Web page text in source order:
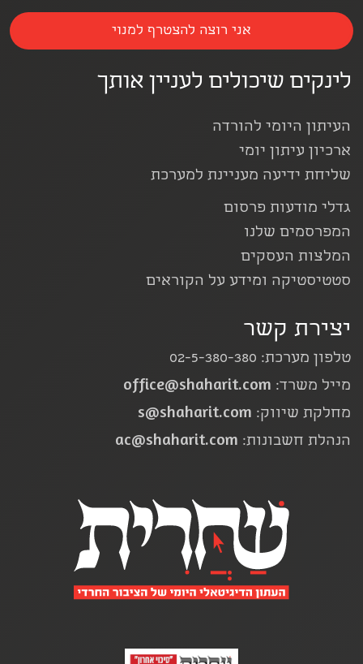
לינקים שיכולים לעניין אותך
העיתון היומי להורדה
ארכיון עיתון יומי
שליחת ידיעה מעניינת למערכת
גדלי מודעות פרסום
המפרסמים שלנו
המלצות העסקים
סטטיסטיקה ומידע על הקוראים
יצירת קשר
טלפון מערכת: 02-5-380-380
מייל משרד: office@shaharit.com
מחלקת שיווק: s@shaharit.com
הנהלת חשבונות: ac@shaharit.com